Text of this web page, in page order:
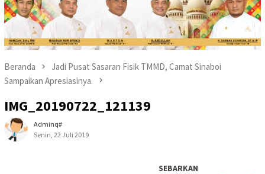
Beranda
Jadi Pusat Sasaran Fisik TMMD, Camat Sinaboi
Sampaikan Apresiasinya.
IMG_20190722_121139
Adminq#
Senin, 22 Juli 2019
SEBARKAN